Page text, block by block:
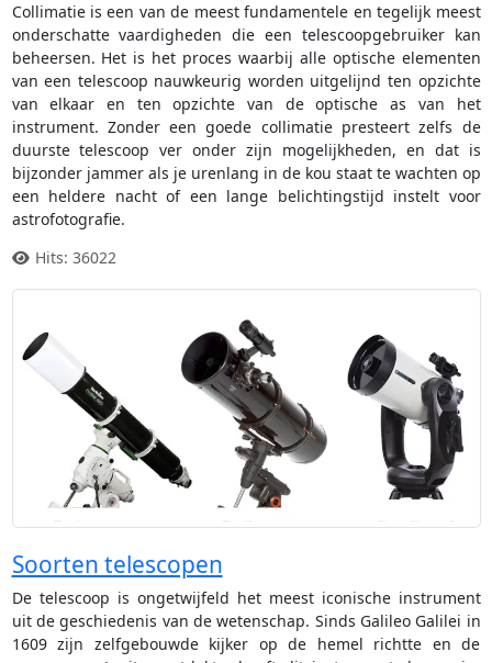
Collimatie is een van de meest fundamentele en tegelijk meest
onderschatte vaardigheden die een telescoopgebruiker kan
beheersen. Het is het proces waarbij alle optische elementen
van een telescoop nauwkeurig worden uitgelijnd ten opzichte
van elkaar en ten opzichte van de optische as van het
instrument. Zonder een goede collimatie presteert zelfs de
duurste telescoop ver onder zijn mogelijkheden, en dat is
bijzonder jammer als je urenlang in de kou staat te wachten op
een heldere nacht of een lange belichtingstijd instelt voor
astrofotografie.
Hits: 36022
Soorten telescopen
De telescoop is ongetwijfeld het meest iconische instrument
uit de geschiedenis van de wetenschap. Sinds Galileo Galilei in
1609 zijn zelfgebouwde kijker op de hemel richtte en de